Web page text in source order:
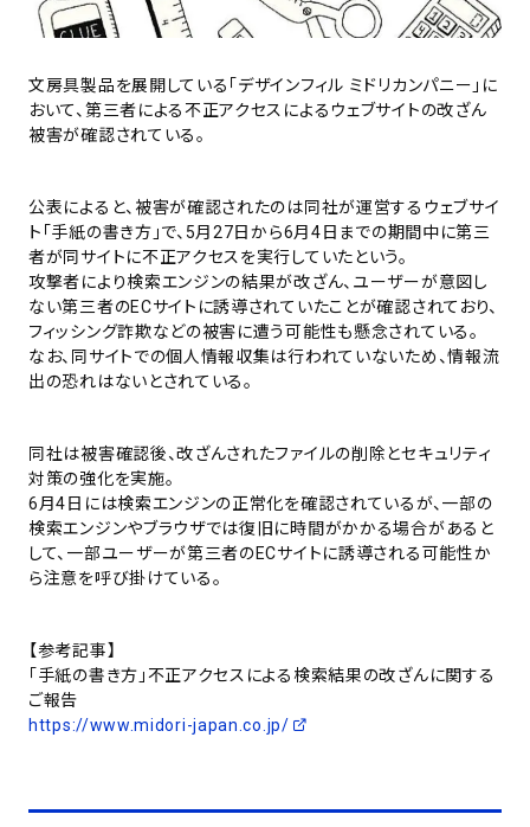
文房具製品を展開している「デザインフィル ミドリカンパニー」に
おいて、第三者による不正アクセスによるウェブサイトの改ざん
被害が確認されている。
公表によると、被害が確認されたのは同社が運営するウェブサイ
ト「手紙の書き方」で、5月27日から6月4日までの期間中に第三
者が同サイトに不正アクセスを実行していたという。
攻撃者により検索エンジンの結果が改ざん、ユーザーが意図し
ない第三者のECサイトに誘導されていたことが確認されており、
フィッシング詐欺などの被害に遭う可能性も懸念されている。
なお、同サイトでの個人情報収集は行われていないため、情報流
出の恐れはないとされている。
同社は被害確認後、改ざんされたファイルの削除とセキュリティ
対策の強化を実施。
6月4日には検索エンジンの正常化を確認されているが、一部の
検索エンジンやブラウザでは復旧に時間がかかる場合があると
して、一部ユーザーが第三者のECサイトに誘導される可能性か
ら注意を呼び掛けている。
【参考記事】
「手紙の書き方」不正アクセスによる検索結果の改ざんに関する
ご報告
https://www.midori-japan.co.jp/